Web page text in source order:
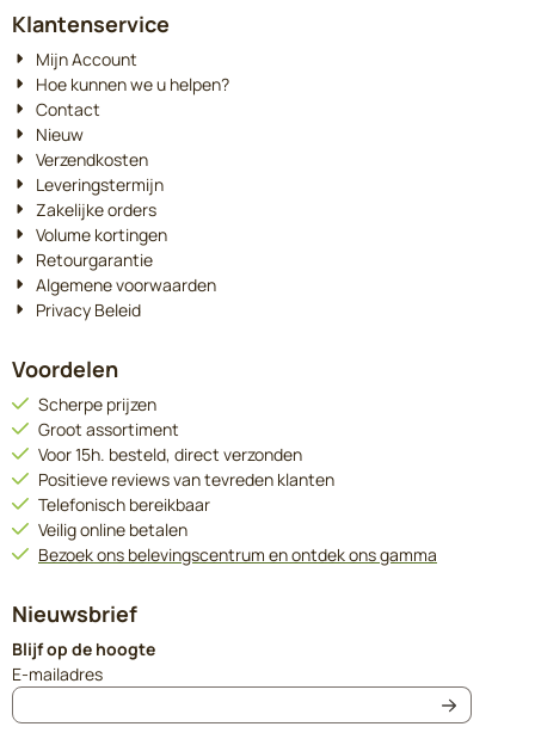
Klantenservice
Mijn Account
Hoe kunnen we u helpen?
Contact
Nieuw
Verzendkosten
Leveringstermijn
Zakelijke orders
Volume kortingen
Retourgarantie
Algemene voorwaarden
Privacy Beleid
Voordelen
Scherpe prijzen
Groot assortiment
Voor 15h. besteld, direct verzonden
Positieve reviews van tevreden klanten
Telefonisch bereikbaar
Veilig online betalen
Bezoek ons belevingscentrum en ontdek ons gamma
Nieuwsbrief
Blijf op de hoogte
E-mailadresVul je e-mailadres in voor de nieuwsbrief